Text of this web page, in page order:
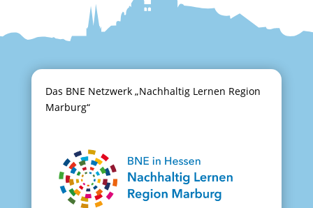
Das BNE Netzwerk „Nachhaltig Lernen Region
Marburg“